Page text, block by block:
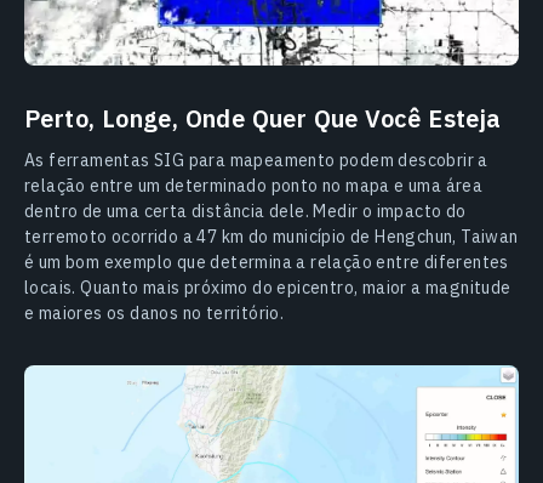
Perto, Longe, Onde Quer Que Você Esteja
As ferramentas SIG para mapeamento podem descobrir a
relação entre um determinado ponto no mapa e uma área
dentro de uma certa distância dele. Medir o impacto do
terremoto ocorrido a 47 km do município de Hengchun, Taiwan
é um bom exemplo que determina a relação entre diferentes
locais. Quanto mais próximo do epicentro, maior a magnitude
e maiores os danos no território.